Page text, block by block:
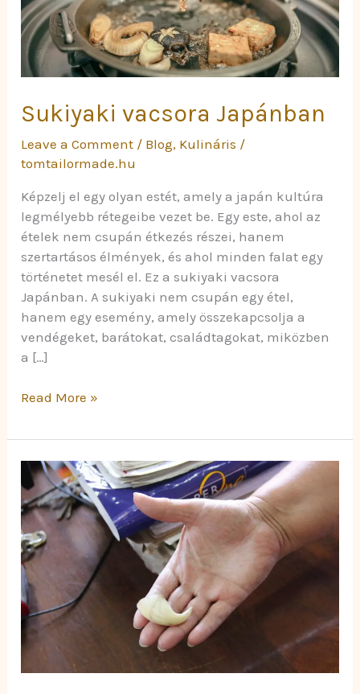
Sukiyaki vacsora Japánban
Leave a Comment / Blog, Kulináris /
tomtailormade.hu
Képzelj el egy olyan estét, amely a japán kultúra
legmélyebb rétegeibe vezet be. Egy este, ahol az
ételek nem csupán étkezés részei, hanem
szertartásos élmények, és ahol minden falat egy
történetet mesél el. Ez a sukiyaki vacsora
Japánban. A sukiyaki nem csupán egy étel,
hanem egy esemény, amely összekapcsolja a
vendégeket, barátokat, családtagokat, miközben
a […]
Read More »
Tsavoi
Emberevők
Árnyékában